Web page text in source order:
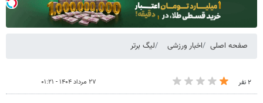
صفحه اصلی اخبار ورزشی لیگ برتر
۲ نفر ۲۷ مرداد ۱۴۰۴ - ۰۱:۲۱